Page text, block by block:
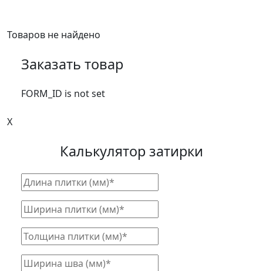
Товаров не найдено
Заказать товар
FORM_ID is not set
X
Калькулятор затирки